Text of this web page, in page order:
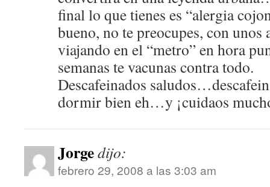
final lo que tienes es “alergia
bueno, no te preocupes, con
viajando en el “metro” en hora
semanas te vacunas contra todo.
Descafeinados
dormir bien eh…y ¡cuidaos
Jorgedijo:
febrero 29, 2008 a las 3:03 am